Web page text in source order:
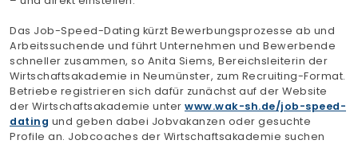
Das Job-Speed-Dating kürzt Bewerbungsprozesse ab und
Arbeitssuchende und führt Unternehmen und Bewerbende
schneller zusammen, so Anita Siems, Bereichsleiterin der
Wirtschaftsakademie in Neumünster, zum Recruiting-Format.
Betriebe registrieren sich dafür zunächst auf der Website
der Wirtschaftsakademie unter www.wak-sh.de/job-speed-
dating und geben dabei Jobvakanzen oder gesuchte
Profile an. Jobcoaches der Wirtschaftsakademie suchen